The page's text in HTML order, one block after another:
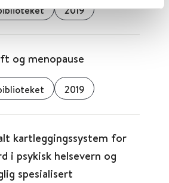
2019
og menopause
2019
kartleggingssystem for
i psykisk helsevern og
spesialisert